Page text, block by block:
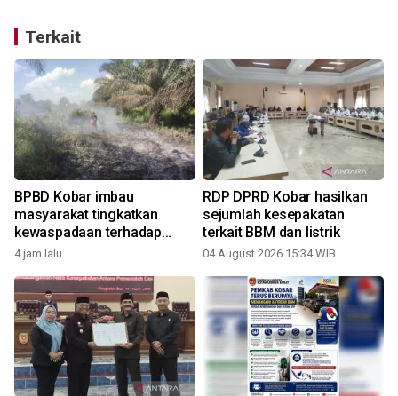
Terkait
BPBD Kobar imbau
masyarakat tingkatkan
kewaspadaan terhadap
potensi karhutla
4 jam lalu
RDP DPRD Kobar hasilkan
sejumlah kesepakatan
terkait BBM dan listrik
04 August 2026 15:34 WIB